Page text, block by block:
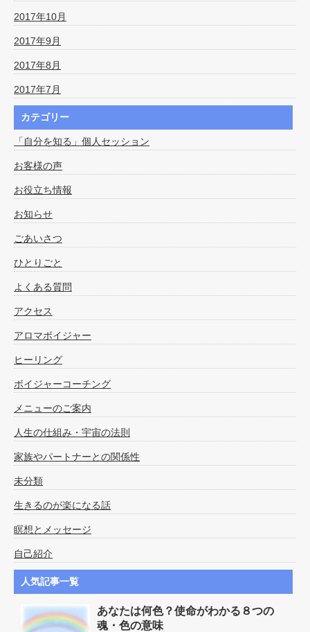
2017年10月
2017年9月
2017年8月
2017年7月
カテゴリー
「自分を知る」個人セッション
お客様の声
お役立ち情報
お知らせ
ごあいさつ
ひとりごと
よくある質問
アクセス
アロマボイジャー
ヒーリング
ボイジャーコーチング
メニューのご案内
人生の仕組み・宇宙の法則
家族やパートナーとの関係性
未分類
生きるのが楽になる話
瞑想とメッセージ
自己紹介
人気記事一覧
あなたは何色？使命がわかる８つの
魂・色の意味